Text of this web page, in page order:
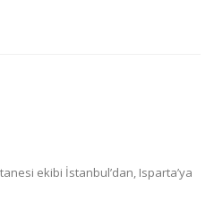
ekibi İstanbul’dan, Isparta’ya